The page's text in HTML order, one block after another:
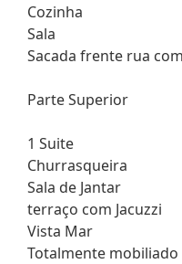
Cozinha
Sala
Sacada frente rua
Parte Superior
1 Suite
Churrasqueira
Sala de Jantar
terraço com Jacuzzi
Vista Mar
Totalmente mobiliado